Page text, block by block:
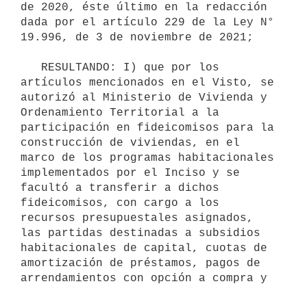
de 2020, éste último en la redacción
dada por el artículo 229 de la Ley N°
19.996, de 3 de noviembre de 2021;
artículos mencionados en el Visto, se
autorizó al Ministerio de Vivienda y
Ordenamiento Territorial a la
participación en fideicomisos para la
construcción de viviendas, en el
marco de los programas habitacionales
implementados por el Inciso y se
facultó a transferir a dichos
fideicomisos, con cargo a los
recursos presupuestales asignados,
las partidas destinadas a subsidios
habitacionales de capital, cuotas de
amortización de préstamos, pagos de
arrendamientos con opción a compra y